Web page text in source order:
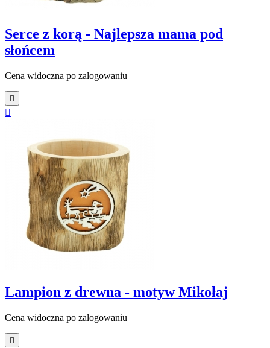
Serce z korą - Najlepsza mama pod
słońcem
Cena widoczna po zalogowaniu


Lampion z drewna - motyw Mikołaj
Cena widoczna po zalogowaniu
